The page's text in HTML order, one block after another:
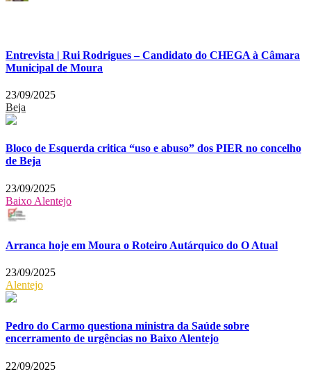
Entrevista | Rui Rodrigues – Candidato do CHEGA à Câmara
Municipal de Moura
23/09/2025
Beja
Bloco de Esquerda critica “uso e abuso” dos PIER no concelho
de Beja
23/09/2025
Baixo Alentejo
Arranca hoje em Moura o Roteiro Autárquico do O Atual
23/09/2025
Alentejo
Pedro do Carmo questiona ministra da Saúde sobre
encerramento de urgências no Baixo Alentejo
22/09/2025